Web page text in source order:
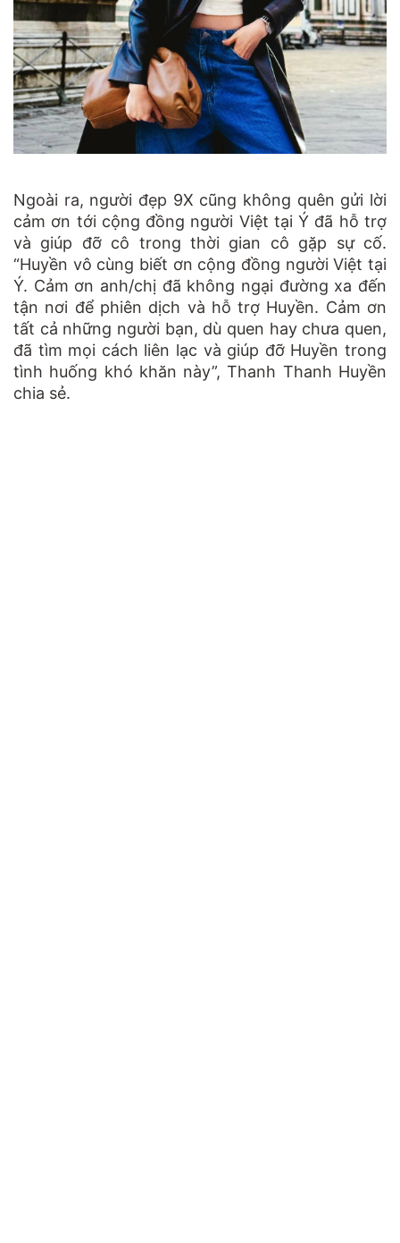
Ngoài ra, người đẹp 9X cũng không quên gửi lời
cảm ơn tới cộng đồng người Việt tại Ý đã hỗ trợ
và giúp đỡ cô trong thời gian cô gặp sự cố.
“Huyền vô cùng biết ơn cộng đồng người Việt tại
Ý. Cảm ơn anh/chị đã không ngại đường xa đến
tận nơi để phiên dịch và hỗ trợ Huyền. Cảm ơn
tất cả những người bạn, dù quen hay chưa quen,
đã tìm mọi cách liên lạc và giúp đỡ Huyền trong
tình huống khó khăn này”, Thanh Thanh Huyền
chia sẻ.